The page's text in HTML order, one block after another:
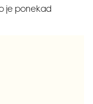
je ponekad